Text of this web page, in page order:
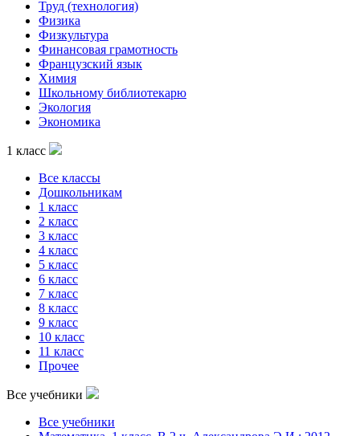
Труд (технология)
Физика
Физкультура
Финансовая грамотность
Французский язык
Химия
Школьному библиотекарю
Экология
Экономика
1 класс
Все классы
Дошкольникам
1 класс
2 класс
3 класс
4 класс
5 класс
6 класс
7 класс
8 класс
9 класс
10 класс
11 класс
Прочее
Все учебники
Все учебники